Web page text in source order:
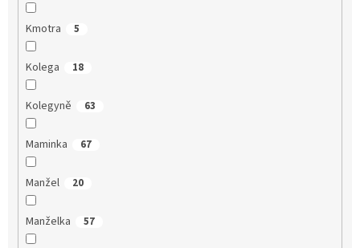
Kmotra 5
Kolega 18
Kolegyně 63
Maminka 67
Manžel 20
Manželka 57